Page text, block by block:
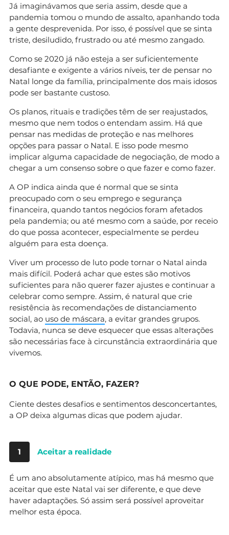
Já imaginávamos que seria assim, desde que a
pandemia tomou o mundo de assalto, apanhando toda
a gente desprevenida. Por isso, é possível que se sinta
triste, desiludido, frustrado ou até mesmo zangado.
Como se 2020 já não esteja a ser suficientemente
desafiante e exigente a vários níveis, ter de pensar no
Natal longe da família, principalmente dos mais idosos
pode ser bastante custoso.
Os planos, rituais e tradições têm de ser reajustados,
mesmo que nem todos o entendam assim. Há que
pensar nas medidas de proteção e nas melhores
opções para passar o Natal. E isso pode mesmo
implicar alguma capacidade de negociação, de modo a
chegar a um consenso sobre o que fazer e como fazer.
A OP indica ainda que é normal que se sinta
preocupado com o seu emprego e segurança
financeira, quando tantos negócios foram afetados
pela pandemia; ou até mesmo com a saúde, por receio
do que possa acontecer, especialmente se perdeu
alguém para esta doença.
Viver um processo de luto pode tornar o Natal ainda
mais difícil. Poderá achar que estes são motivos
suficientes para não querer fazer ajustes e continuar a
celebrar como sempre. Assim, é natural que crie
resistência às recomendações de distanciamento
social, ao uso de máscara, a evitar grandes grupos.
Todavia, nunca se deve esquecer que essas alterações
são necessárias face à circunstância extraordinária que
vivemos.
O QUE PODE, ENTÃO, FAZER?
Ciente destes desafios e sentimentos desconcertantes,
a OP deixa algumas dicas que podem ajudar.
1 Aceitar a realidade
É um ano absolutamente atípico, mas há mesmo que
aceitar que este Natal vai ser diferente, e que deve
haver adaptações. Só assim será possível aproveitar
melhor esta época.